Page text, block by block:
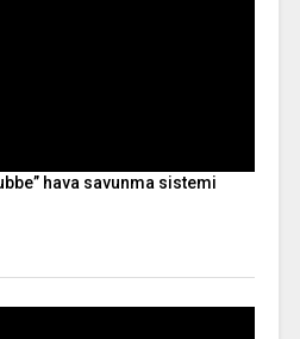
hava savunma sistemi